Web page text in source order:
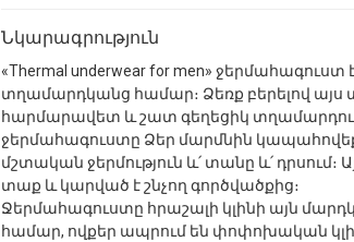
Նկարագրություն
«Thermal underwear for men» ջերմահագուստ
տղամարդկանց համար։ Ձեռք բերելով այս
հարմարավետ և շատ գեղեցիկ տղամարդու
ջերմահագուստը Ձեր մարմնին
մշտական ջերմություն և՛ տանը և՛ դրսում։
տաք և կարված է շնչող գործվածքից։
Ջերմահագուստը հրաշալի կլինի այն
համար, ովքեր ապրում են փոփոխական